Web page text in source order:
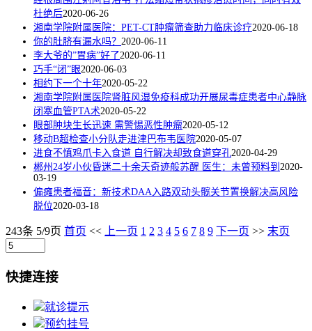
杜绝后2020-06-26
湘南学院附属医院：PET-CT肿瘤筛查助力临床诊疗2020-06-18
你的肚脐有漏水吗？ 2020-06-11
李大爷的”胃病”好了2020-06-11
巧手“闭”眼2020-06-03
相约下一个十年2020-05-22
湘南学院附属医院肾脏风湿免疫科成功开展尿毒症患者中心静脉
闭塞血管PTA术2020-05-22
眼部肿块生长迅速 需警惕恶性肿瘤2020-05-12
移动B超检查小分队走进津巴布韦医院2020-05-07
进食不慎鸡爪卡入食道 自行解决却致食道穿孔2020-04-29
郴州24岁小伙昏迷二十余天奇迹般苏醒 医生：未曾预料到 2020-
03-19
偏瘫患者福音：新技术DAA入路双动头髋关节置换解决高风险
脱位2020-03-18
243条 5/9页 首页 << 上一页 1 2 3 4 5 6 7 8 9 下一页 >> 末页
快捷连接
就诊提示
预约挂号